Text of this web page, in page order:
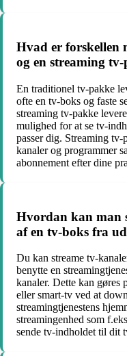
Hvad er forskellen
og en streaming
En traditionel tv-pakke
ofte en tv-boks og faste
streaming tv-pakke
mulighed for at se tv-
passer dig. Streaming
kanaler og programmer
abonnement efter dine
Hvordan kan man
af en tv-boks fra
Du kan streame tv-
benytte en
kanaler. Dette kan gøres
eller smart-tv ved at
streamingtjenestens
streamingenhed som
sende tv-indholdet til dit